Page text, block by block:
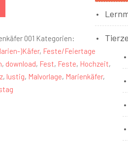
001 Kategorien:
)Käfer, Feste/Feiertage
, download, Fest, Feste, Hochzeit,
, lustig, Malvorlage, Marienkäfer,